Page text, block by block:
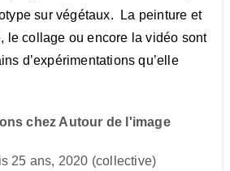
sur végétaux. La peinture et
le collage ou encore la vidéo sont
d’expérimentations qu’elle
chez Autour de l'image
25 ans, 2020 (collective)